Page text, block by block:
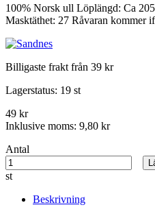
100% Norsk ull Löplängd: Ca
Masktäthet: 27 Råvaran kommer
Billigaste frakt från 39 kr
Lagerstatus: 19 st
49 kr
Inklusive moms: 9,80 kr
Antal
st
Beskrivning